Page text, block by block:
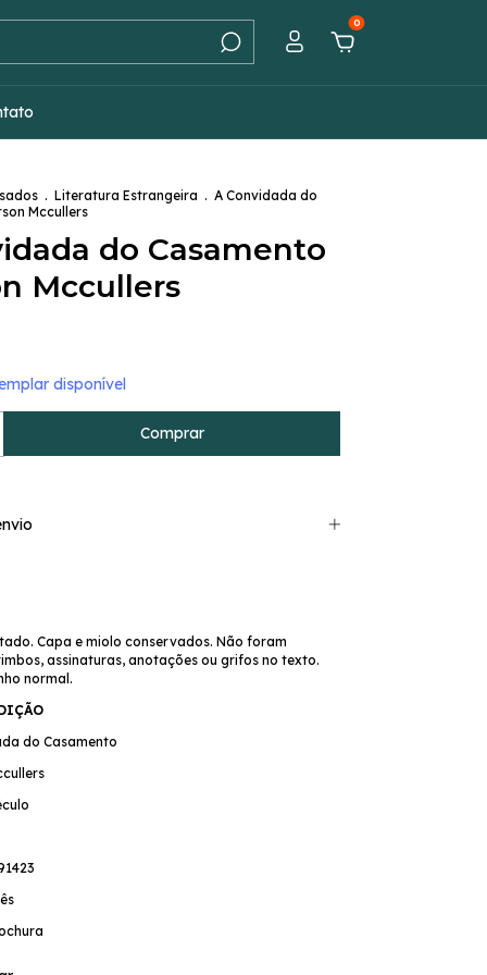
0
. Literatura Estrangeira . A Convidada do
Mccullers
do Casamento
Mccullers
disponível
Capa e miolo conservados. Não foram
assinaturas, anotações ou grifos no texto.
normal.
do Casamento